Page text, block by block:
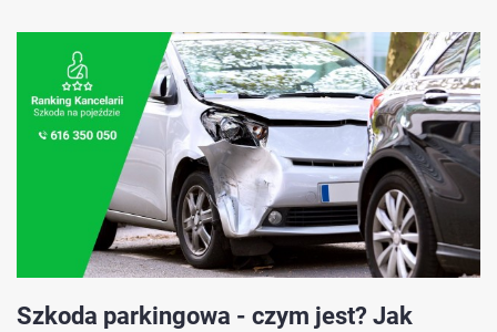
Szkoda parkingowa - czym jest? Jak